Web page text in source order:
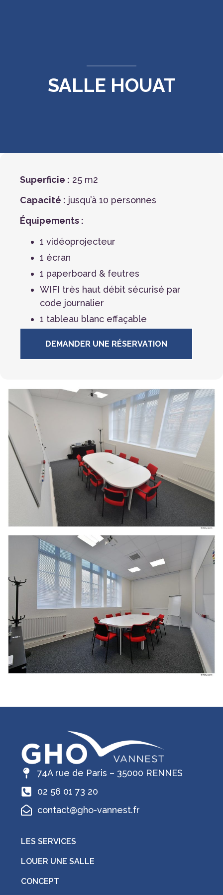
SALLE HOUAT
Superficie : 25 m2
Capacité : jusqu’à 10 personnes
Équipements :
1 vidéoprojecteur
1 écran
1 paperboard & feutres
WIFI très haut débit sécurisé par
code journalier
1 tableau blanc effaçable
DEMANDER UNE RÉSERVATION
74A rue de Paris – 35000 RENNES
02 56 01 73 20
contact@gho-vannest.fr
LES SERVICES
LOUER UNE SALLE
CONCEPT